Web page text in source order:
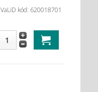
VaLiD kód: 620018701